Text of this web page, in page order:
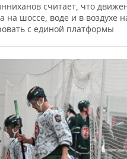
считает, что
на шоссе, воде и в воздухе
с единой платформы